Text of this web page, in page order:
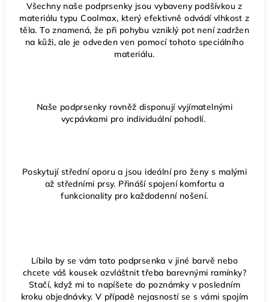
Všechny naše podprsenky jsou vybaveny podšívkou z
materiálu typu Coolmax, který efektivně odvádí vlhkost z
těla. To znamená, že při pohybu vzniklý pot není zadržen
na kůži, ale je odveden ven pomocí tohoto speciálního
materiálu.
Naše podprsenky rovněž disponují vyjímatelnými
vycpávkami pro individuální pohodlí.
Poskytují střední oporu a jsou ideální pro ženy s malými
až středními prsy. Přináší spojení komfortu a
funkcionality pro každodenní nošení.
Líbila by se vám tato podprsenka v jiné barvě nebo
chcete váš kousek ozvláštnit třeba barevnými ramínky?
Stačí, když mi to napíšete do poznámky v posledním
kroku objednávky. V případě nejasností se s vámi spojím